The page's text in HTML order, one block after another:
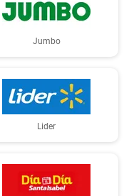
Jumbo
Lider